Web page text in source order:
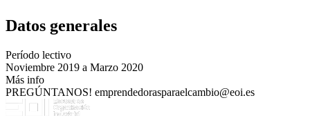
Datos generales
Período lectivo
Noviembre 2019 a Marzo 2020
Más info
PREGÚNTANOS! emprendedorasparaelcambio@eoi.es